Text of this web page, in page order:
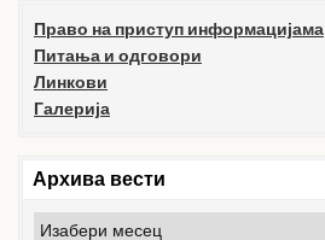
Право на приступ информацијама
Питања и одговори
Линкови
Галерија
Архива вести
Архива